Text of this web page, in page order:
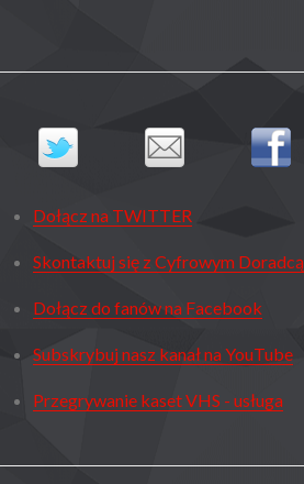
Dołącz na TWITTER
Skontaktuj się z Cyfrowym Doradcą
Dołącz do fanów na Facebook
Subskrybuj nasz kanał na YouTube
Przegrywanie kaset VHS - usługa